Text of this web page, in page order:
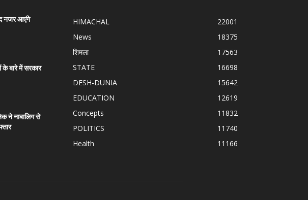
नजर आएंगे
के बारे में सरकार
ने नाबालिग से
HIMACHAL
22001
News
18375
शिमला
17563
STATE
16698
DESH-DUNIA
15642
EDUCATION
12619
Concepts
11832
POLITICS
11740
Health
11166